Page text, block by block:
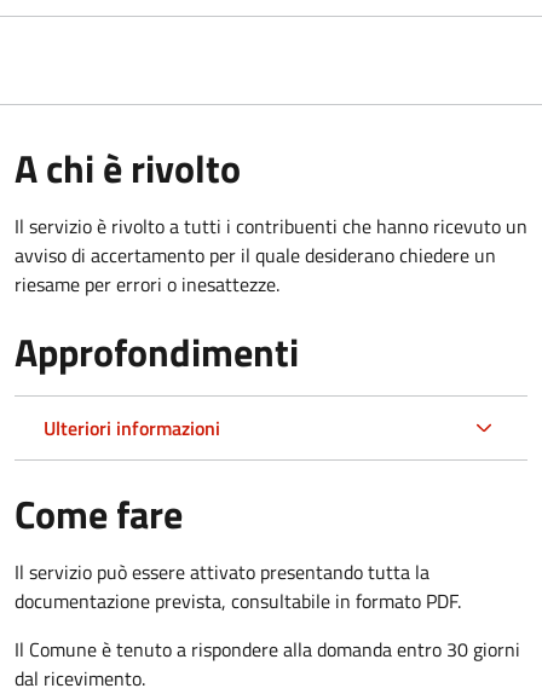
A chi è rivolto
Il servizio è rivolto a tutti i contribuenti che hanno ricevuto un
avviso di accertamento per il quale desiderano chiedere un
riesame per errori o inesattezze.
Approfondimenti
Ulteriori informazioni
Come fare
Il servizio può essere attivato presentando tutta la
documentazione prevista, consultabile in formato PDF.
Il Comune è tenuto a rispondere alla domanda entro 30 giorni
dal ricevimento.